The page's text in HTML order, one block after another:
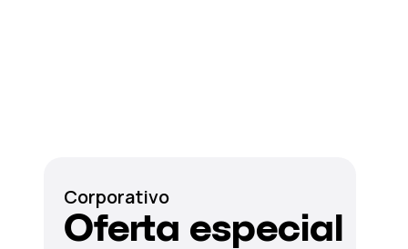
Corporativo
Oferta especial